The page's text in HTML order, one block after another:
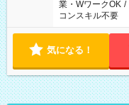
業・WワークOK /
コンスキル不要
気になる！